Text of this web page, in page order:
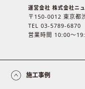
運営会社 株式会社ニ
〒150-0012 東京都
TEL 03-5789-6870
営業時間 10:00〜
施工事例